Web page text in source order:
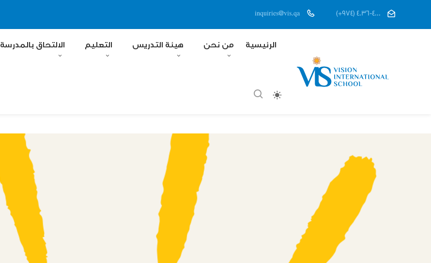
inquiries@vis.qa (+974) 4036-4000
الرئيسية من نحن هيئة التدريس التعليم الالتحاق بالمدرسة